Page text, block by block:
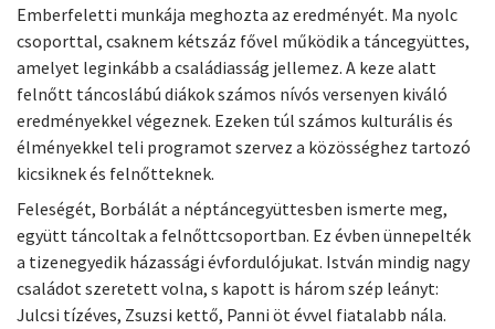
Emberfeletti munkája meghozta az eredményét. Ma nyolc
csoporttal, csaknem kétszáz fővel működik a táncegyüttes,
amelyet leginkább a családiasság jellemez. A keze alatt
felnőtt táncoslábú diákok számos nívós versenyen kiváló
eredményekkel végeznek. Ezeken túl számos kulturális és
élményekkel teli programot szervez a közösséghez tartozó
kicsiknek és felnőtteknek.
Feleségét, Borbálát a néptáncegyüttesben ismerte meg,
együtt táncoltak a felnőttcsoportban. Ez évben ünnepelték
a tizenegyedik házassági évfordulójukat. István mindig nagy
családot szeretett volna, s kapott is három szép leányt:
Julcsi tízéves, Zsuzsi kettő, Panni öt évvel fiatalabb nála.